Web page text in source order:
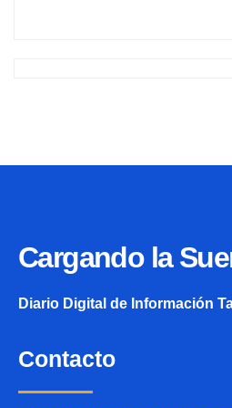
Cargando la
Diario Digital de Información
Contacto